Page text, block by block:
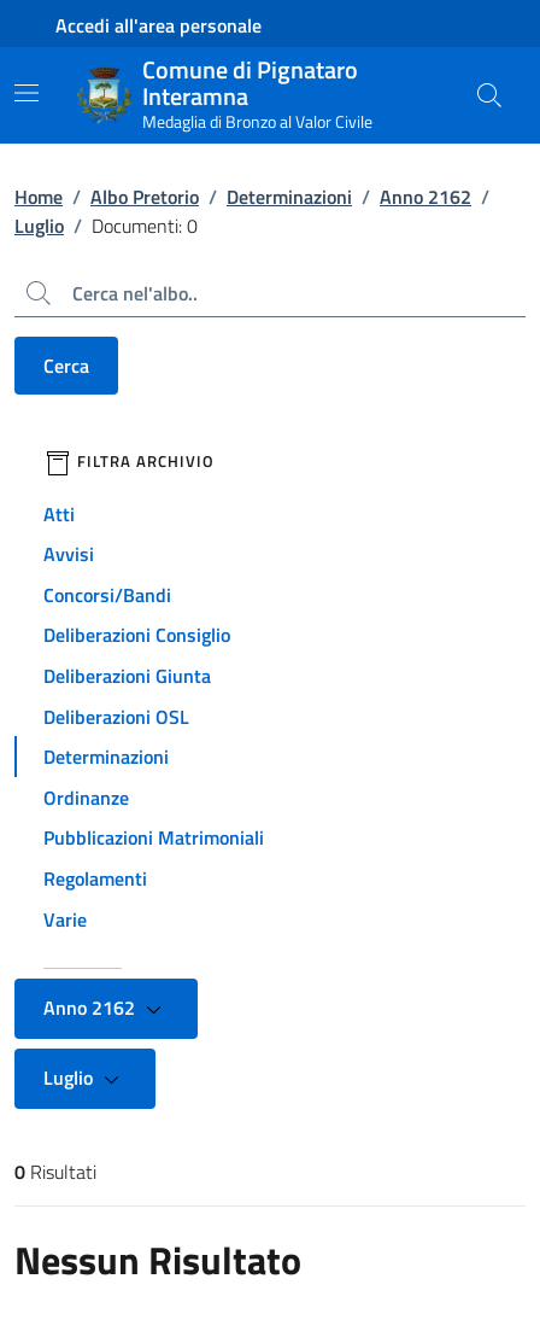
Contenuto principale
Piede di paginaAccedi all'area personale
Comune di Pignataro
Interamna
Medaglia di Bronzo al Valor Civile
Home / Albo Pretorio / Determinazioni / Anno 2162 /
Luglio / Documenti: 0
Cerca
Cerca
filtri da applicare
FILTRA ARCHIVIO
Atti
Avvisi
Concorsi/Bandi
Deliberazioni Consiglio
Deliberazioni Giunta
Deliberazioni OSL
Determinazioni
Ordinanze
Pubblicazioni Matrimoniali
Regolamenti
Varie
Anno 2162
Luglio
Risultati di ricerca
0 Risultati
Nessun Risultato